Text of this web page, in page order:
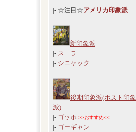
|- ☆注目☆アメリカ印象派
新印象派
|- スーラ
|- シニャック
後期印象派(ポスト印象
派)
|- ゴッホ >>おすすめ<<
|- ゴーギャン